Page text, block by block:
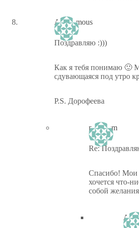
Anonymous
Поздравляю :)))
Как я тебя понимаю 🙂
сдувающаяся под утро
P.S. Дорофеева
ptiz_kem
Re:
Спасибо! Мои
хочется что-
собой